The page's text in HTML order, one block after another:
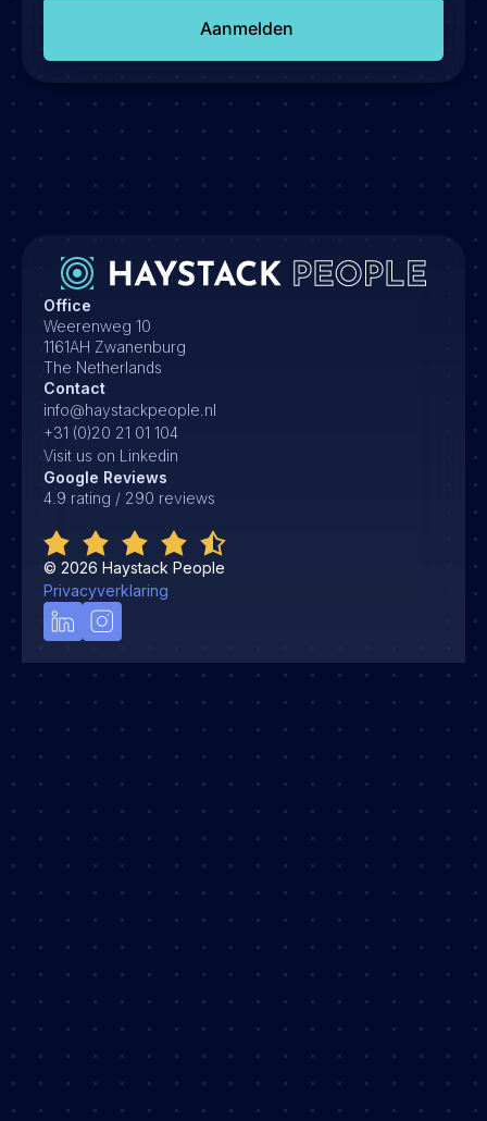
Aanmelden
Office
Weerenweg 10
1161AH Zwanenburg
The Netherlands
Contact
info@haystackpeople.nl
+31 (0)20 21 01 104
Visit us on Linkedin
Google Reviews
4.9 rating / 290 reviews
© 2026 Haystack People
Privacyverklaring